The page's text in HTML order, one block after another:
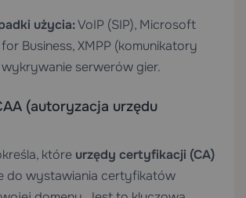
użycia:VoIP (SIP), Microsoft
Business, XMPP (komunikatory
serwerów gier.
(autoryzacja urzędu
które urzędy certyfikacji (CA)
do wystawiania certyfikatów